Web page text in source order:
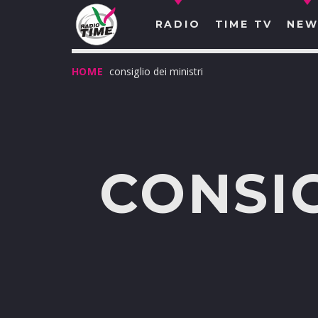
RADIO TIME TV
HOME consiglio dei ministri